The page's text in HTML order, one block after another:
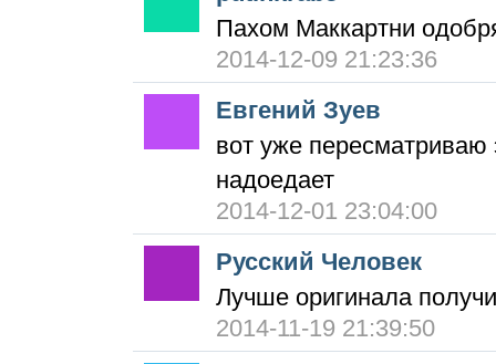
Пахом Маккартни
2014-12-09 21:23:36
Евгений Зуев
вот уже пересматриваю
надоедает
2014-12-01 23:04:00
Русский Человек
Лучше оригинала
2014-11-19 21:39:50